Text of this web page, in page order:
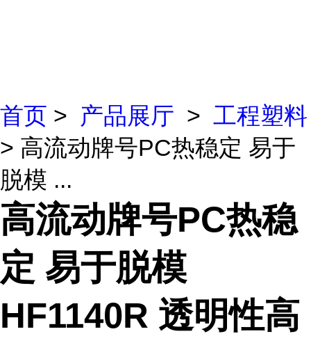
首页 > 产品展厅 > 工程塑料
> 高流动牌号PC热稳定 易于
脱模 ...
高流动牌号PC热稳
定 易于脱模
HF1140R 透明性高